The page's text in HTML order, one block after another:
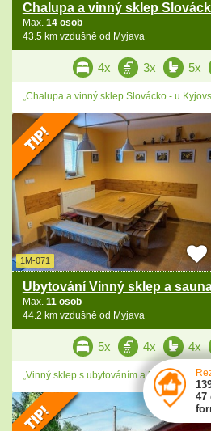
Chalupa a vinný sklep
Max. 14 osob
43.5 km vzdušně od Myjava
4x 3x 5x
„Chalupa a vinný sklep Slovácko - u
1M-071
Ubytování Vinný sklep a
Max. 11 osob
44.2 km vzdušně od Myjava
5x 4x 4x
„Vinný sklep s ubytováním a bazénem -
47